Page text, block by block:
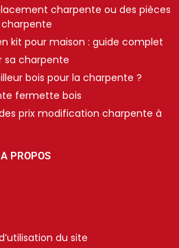
charpente ou des pièces
kit pour maison : guide complet
sa charpente
bois pour la charpente ?
fermette bois
prix modification charpente à
A PROPOS
du site